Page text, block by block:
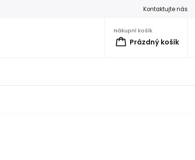
Kontaktujte nás
Nákupní košík
Prázdný košík